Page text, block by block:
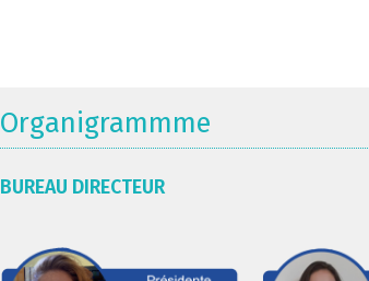
Organigrammme
BUREAU DIRECTEUR